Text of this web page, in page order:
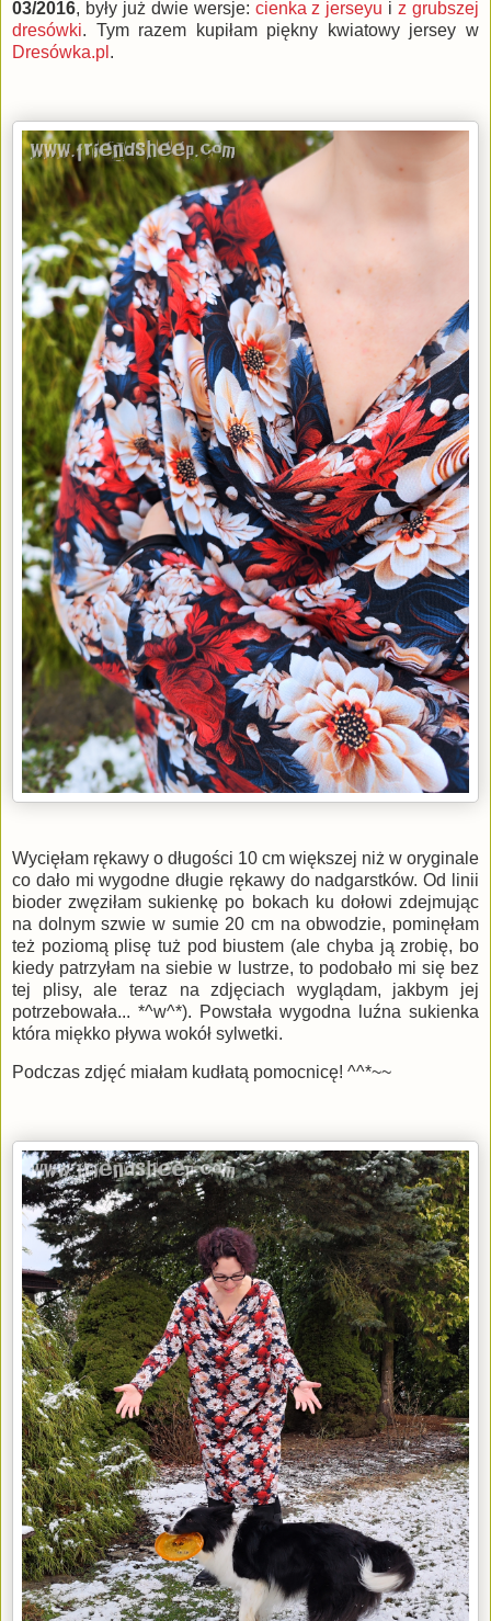
03/2016, były już dwie wersje: cienka z jerseyu iz grubszej
dresówki. Tym razem kupiłam piękny kwiatowy jersey w
Dresówka.pl .
Wycięłam rękawy o długości 10 cm większej niż w oryginale
co dało mi wygodne długie rękawy do nadgarstków. Od linii
bioder zwęziłam sukienkę po bokach ku dołowi zdejmując
na dolnym szwie w sumie 20 cm na obwodzie, pominęłam
też poziomą plisę tuż pod biustem (ale chyba ją zrobię, bo
kiedy patrzyłam na siebie w lustrze, to podobało mi się bez
tej plisy, ale teraz na zdjęciach wyglądam, jakbym jej
potrzebowała... *^w^*). Powstała wygodna luźna sukienka
która miękko pływa wokół sylwetki.
Podczas zdjęć miałam kudłatą pomocnicę! ^^*~~